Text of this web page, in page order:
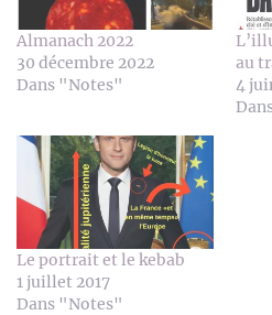
Almanach 2022
30 décembre 2022
Dans "Notes"
au
4
Le portrait et le kebab
1 juillet 2017
Dans "Notes"